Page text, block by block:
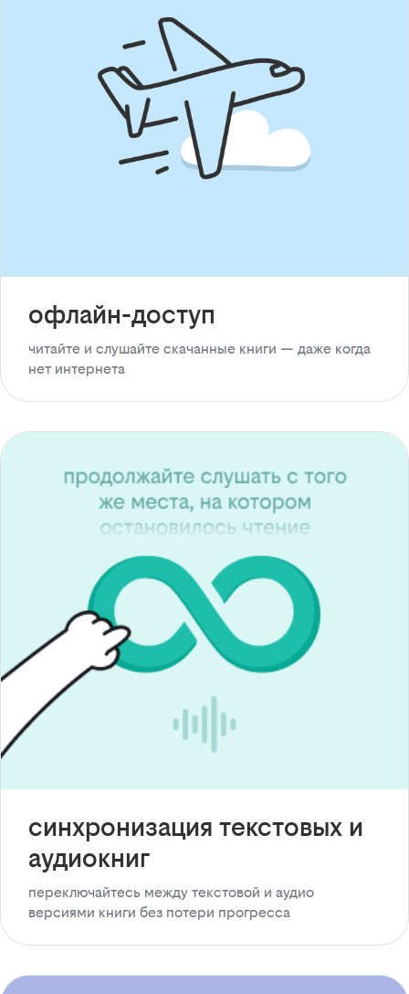
офлайн-доступ
читайте и слушайте скачанные книги — даже когда
нет интернета
синхронизация текстовых и
аудиокниг
переключайтесь между текстовой и аудио
версиями книги без потери прогресса